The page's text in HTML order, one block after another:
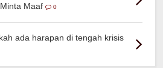
Maaf
0
ada harapan di tengah krisis